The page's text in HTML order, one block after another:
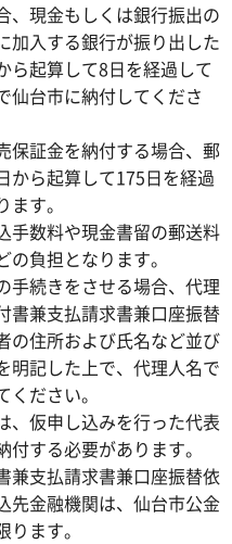
、現金もしくは銀行振出の
加入する銀行が振り出した
ら起算して8日を経過して
仙台市に納付してくださ
保証金を納付する場合、郵
から起算して175日を経過
す。
手数料や現金書留の郵送料
負担となります。
手続きをさせる場合、代理
書兼支払請求書兼口座振替
の住所および氏名など並び
明記した上で、代理人名で
ださい。
、仮申し込みを行った代表
する必要があります。
兼支払請求書兼口座振替依
先金融機関は、仙台市公金
ます。